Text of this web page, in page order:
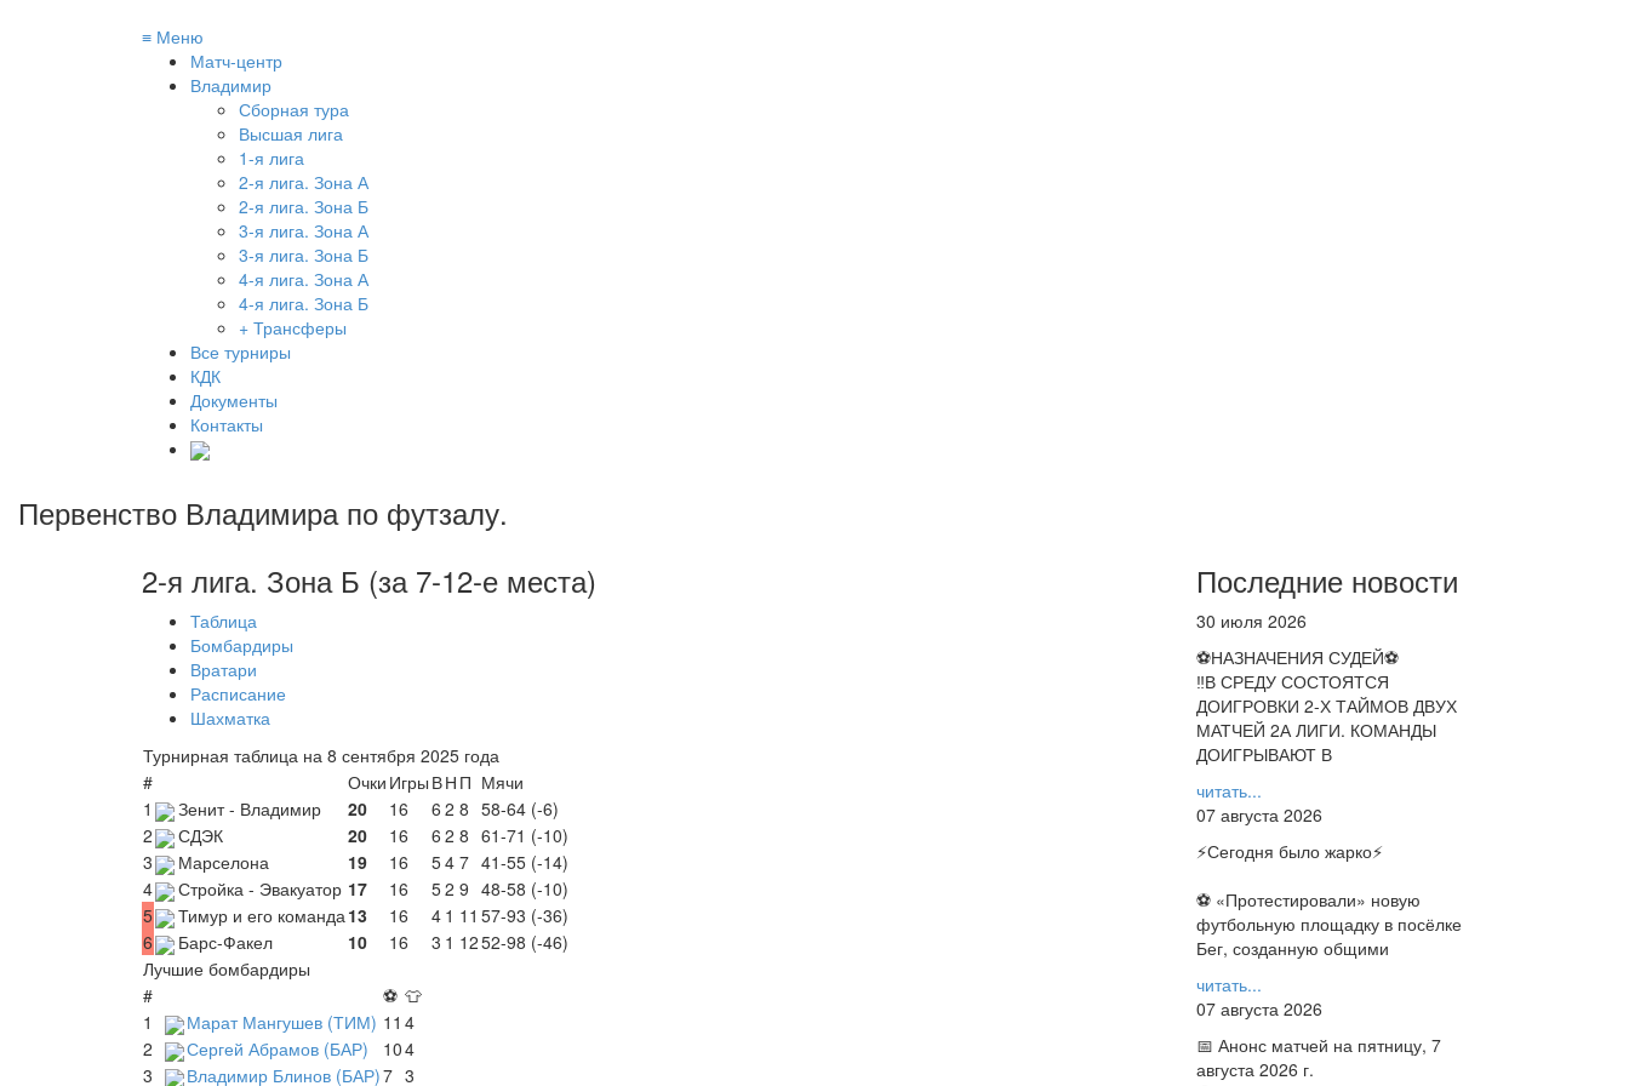
≡ Меню
Матч-центр
Владимир
Сборная тура
Высшая лига
1-я лига
2-я лига. Зона А
2-я лига. Зона Б
3-я лига. Зона А
3-я лига. Зона Б
4-я лига. Зона А
4-я лига. Зона Б
+ Трансферы
Все турниры
КДК
Документы
Контакты
Первенство Владимира по футзалу.
2-я лига. Зона Б (за 7-12-е места)
Таблица
Бомбардиры
Вратари
Расписание
Шахматка
Турнирная таблица на 8 сентября 2025 года
#
Очки Игры ВН П Мячи
1
Зенит - Владимир 20 16 6 2 8 58-64 (-6)
2
СДЭК 20 16 6 2 8 61-71 (-10)
3
Марселона 19 16 54 7 41-55 (-14)
4
Стройка - Эвакуатор 17 16 52 9 48-58 (-10)
5
Тимур и его команда13 16 4 1 11 57-93 (-36)
6
Барс-Факел 10 16 3 1 1252-98 (-46)
Лучшие бомбардиры
#
⚽ 👕
1
Марат Мангушев (ТИМ) 11 4
2
Сергей Абрамов (БАР) 104
3
Владимир Блинов (БАР)7 3
Последние новости
30 июля 2026
⚽НАЗНАЧЕНИЯ СУДЕЙ⚽
‼В СРЕДУ СОСТОЯТСЯ
ДОИГРОВКИ 2-Х ТАЙМОВ ДВУХ
МАТЧЕЙ 2А ЛИГИ. КОМАНДЫ
ДОИГРЫВАЮТ В
читать...
07 августа 2026
⚡️Сегодня было жарко⚡️
⚽ ️«Протестировали» новую
футбольную площадку в посёлке
Бег, созданную общими
читать...
07 августа 2026
📅 Анонс матчей на пятницу, 7
августа 2026 г.